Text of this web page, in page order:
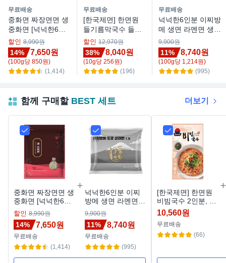
무료배송
중화면 짜장면면 생
중화면 [넉넉한6인
분], 1개
할인 8,990원
14% 7,650원
(100g당 850원)
(1,414)
무료배송
[한국제면] 한면원
들기름막국수 들기
름국수 2인분, 314
g, 1개
할인 12,970원
38% 8,040원
(10g당 256원)
(196)
무료배송
넉넉한6인분 이찌방
메 생면 라멘면 생라
멘, 720g, 1개
9,900원
11% 8,740원
(100g당 1,214원)
(995)
함께 구매할 BEST 세트 더보기
중화면 짜장면면 생
중화면 [넉넉한6인
분], 1개
할인 8,990원
14% 7,650원
무료배송
(1,414)
넉넉한6인분 이찌
방메 생면 라멘면
생라멘, 720g, 1개
9,900원
11% 8,740원
무료배송
(995)
[한국제면] 한면원
비빔국수 2인분, 1
개, 370g
10,560원
무료배송
(66)